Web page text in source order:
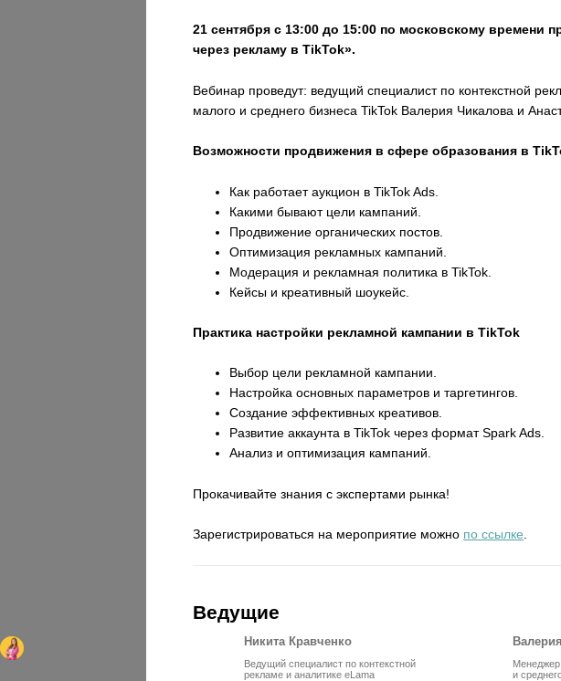
21 сентября с 13:00 до 15:00 по московскому времени
через рекламу в TikTok».
Вебинар проведут: ведущий специалист по контекстной
малого и среднего бизнеса TikTok Валерия Чикалова и
Возможности продвижения в сфере образования в
Как работает аукцион в TikTok Ads.
Какими бывают цели кампаний.
Продвижение органических постов.
Оптимизация рекламных кампаний.
Модерация и рекламная политика в TikTok.
Кейсы и креативный шоукейс.
Практика настройки рекламной кампании в TikTok
Выбор цели рекламной кампании.
Настройка основных параметров и таргетингов.
Создание эффективных креативов.
Развитие аккаунта в TikTok через формат Spark Ads.
Анализ и оптимизация кампаний.
Прокачивайте знания с экспертами рынка!
Зарегистрироваться на мероприятие можно по ссылке
Ведущие
Никита Кравченко
Ведущий специалист по контекстной
рекламе и аналитике eLama
Менеджер
и